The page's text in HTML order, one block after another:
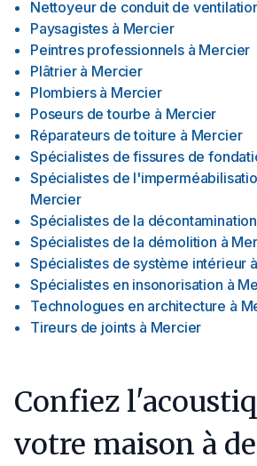
Nettoyeur de conduit de
Paysagistes à Mercier
Peintres professionnels à Mercier
Plâtrier à Mercier
Plombiers à Mercier
Poseurs de tourbe à Mercier
Réparateurs de toiture à Mercier
Spécialistes de fissures de
Spécialistes de
Mercier
Spécialistes de la décontamination
Spécialistes de la démolition à
Spécialistes de système intérieur à
Spécialistes en insonorisation à
Technologues en architecture à
Tireurs de joints à Mercier
Confiez
votre maison à